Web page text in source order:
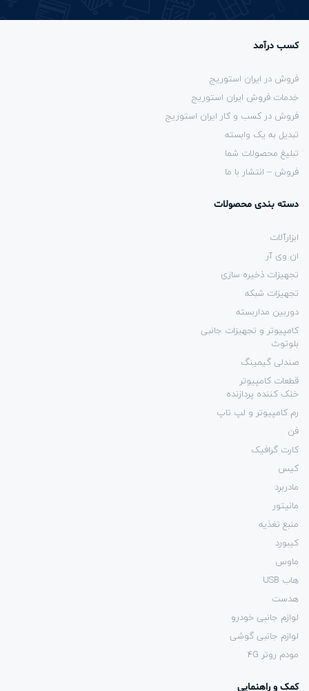
کسب درآمد
فروش در ایران استوریج
خدمات فروش ایران استوریج
فروش در کسب و کار ایران استوریج
تبدیل به یک وابسته
تبلیغ محصولات شما
فروش – انتشار با ما
دسته بندی محصولات
ابزارآلات
ان وی آر
تجهیزات ذخیره سازی
تجهیزات شبکه
دوربین مداربسته
کامپیوتر و تجهیزات جانبی
بلوتوث
صندلی گیمینگ
قطعات کامپیوتر
خنک کننده پردازنده
رم کامپیوتر و لپ تاپ
فن
کارت گرافیک
کیس
مادربرد
مانیتور
منبع تغذیه
کیبورد
ماوس
هاب USB
هدست
لوازم جانبی خودرو
لوازم جانبی گوشی
مودم روتر 4G
کمک و راهنمایی